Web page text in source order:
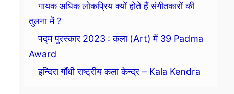
गायक अधिक लोकप्रिय क्यों होते हैं संगीतकारों की
तुलना में ?
पद्म पुरस्कार 2023 : कला (Art) में 39 Padma
Award
इन्दिरा गाँधी राष्ट्रीय कला केन्द्र – Kala Kendra